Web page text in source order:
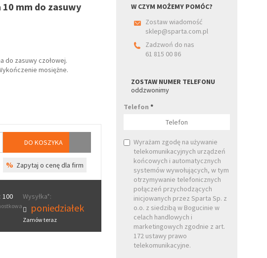
mm do zasuwy
do zasuwy czołowej.
mosiężne.
DO KOSZYKA
% Zapytaj o cenę dla firm
100 Wysyłka*:
poniedziałek
Zamów teraz
W CZYM MOŻEMY POMÓC?
Zostaw wiadomość
sklep@sparta.com.pl
Zadzwoń do nas
61 815 00 86
ZOSTAW NUMER TELEFONU
oddzwonimy
Telefon*
Wyrażam zgodę na używanie
telekomunikacyjnych urządzeń
końcowych i automatycznych
systemów wywołujących, w tym
otrzymywanie telefonicznych
połączeń przychodzących
inicjowanych przez Sparta Sp. z
o.o. z siedzibą w Bogucinie w
celach handlowych i
marketingowych zgodnie z art.
172 ustawy prawo
telekomunikacyjne.